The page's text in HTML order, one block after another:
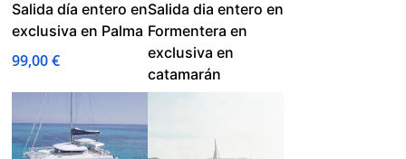
Salida día entero en
exclusiva en Palma
99,00€
Salida dia entero en
Formentera en
exclusiva en
catamarán